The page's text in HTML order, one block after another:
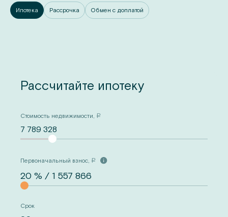
Ипотека Рассрочка Обмен с доплатой
Рассчитайте ипотеку
Стоимость недвижимости, a
7 789 328
Первоначальный взнос, a
Срок